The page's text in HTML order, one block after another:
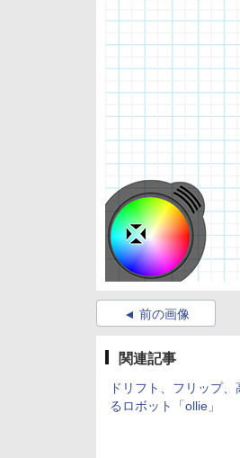
前の画像
関連記事
ドリフト、フリップ
るロボット「ollie」